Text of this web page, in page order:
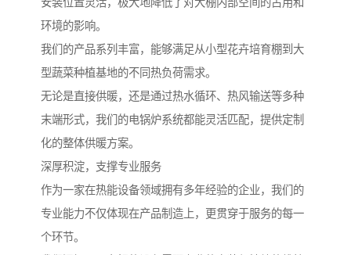
安装位置灵活，极大地降低了对大棚内部空间的占用和
环境的影响。
我们的产品系列丰富，能够满足从小型花卉培育棚到大
型蔬菜种植基地的不同热负荷需求。
无论是直接供暖，还是通过热水循环、热风输送等多种
末端形式，我们的电锅炉系统都能灵活匹配，提供定制
化的整体供暖方案。
深厚积淀，支撑专业服务
作为一家在热能设备领域拥有多年经验的企业，我们的
专业能力不仅体现在产品制造上，更贯穿于服务的每一
个环节。